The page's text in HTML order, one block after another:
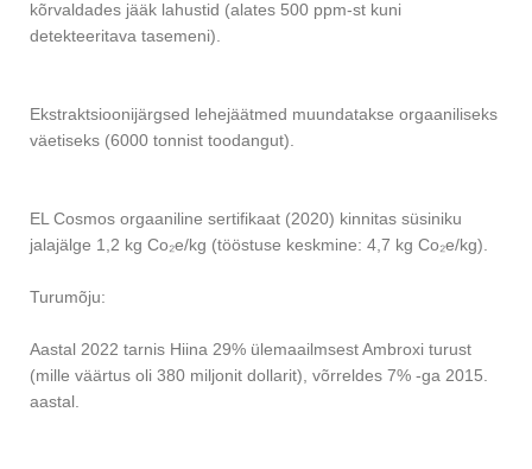
kõrvaldades jääk lahustid (alates 500 ppm-st kuni
detekteeritava tasemeni).
Ekstraktsioonijärgsed lehejäätmed muundatakse orgaaniliseks
väetiseks (6000 tonnist toodangut).
EL Cosmos orgaaniline sertifikaat (2020) kinnitas süsiniku
jalajälge 1,2 kg Co₂e/kg (tööstuse keskmine: 4,7 kg Co₂e/kg).
Turumõju:
Aastal 2022 tarnis Hiina 29% ülemaailmsest Ambroxi turust
(mille väärtus oli 380 miljonit dollarit), võrreldes 7% -ga 2015.
aastal.